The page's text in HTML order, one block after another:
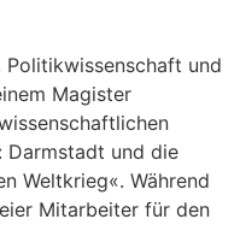
und
Magister
Darmstadt und die
Weltkrieg«. Während
Mitarbeiter für den